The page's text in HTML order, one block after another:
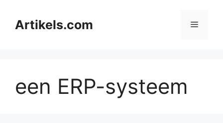
Artikels.com Menu
een ERP-systeem